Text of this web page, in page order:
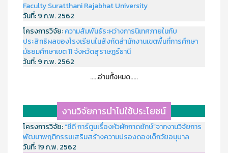
Faculty Suratthani Rajabhat University
วันที่:9 ก.พ. 2562
โครงการวิจัย:ความสัมพันธ์ระหว่างการนิเทศภายในกับ
ประสิทธิผลของโรงเรียนในสังกัดสำนักงานเขตพื้นที่การศึกษา
มัธยมศึกษาเขต 11 จังหวัดสุราษฎร์ธานี
วันที่:9 ก.พ. 2562
.....อ่านทั้งหมด.....
งานวิจัยการนำไปใช้ประโยชน์
โครงการวิจัย:“ซีดี การ์ตูนเรื่องหัวผักกาดยักษ์”จากงานวิจัยการ
พัฒนาพฤติกรรมเสริมสร้างความปรองดองเด็กวัยอนุบาล
วันที่:19 ก.พ. 2562